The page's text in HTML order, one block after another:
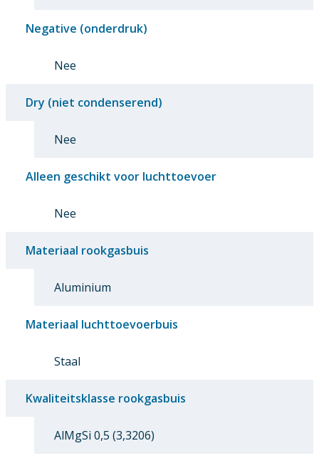
Negative (onderdruk)
Nee
Dry (niet condenserend)
Nee
Alleen geschikt voor luchttoevoer
Nee
Materiaal rookgasbuis
Aluminium
Materiaal luchttoevoerbuis
Staal
Kwaliteitsklasse rookgasbuis
AlMgSi 0,5 (3,3206)